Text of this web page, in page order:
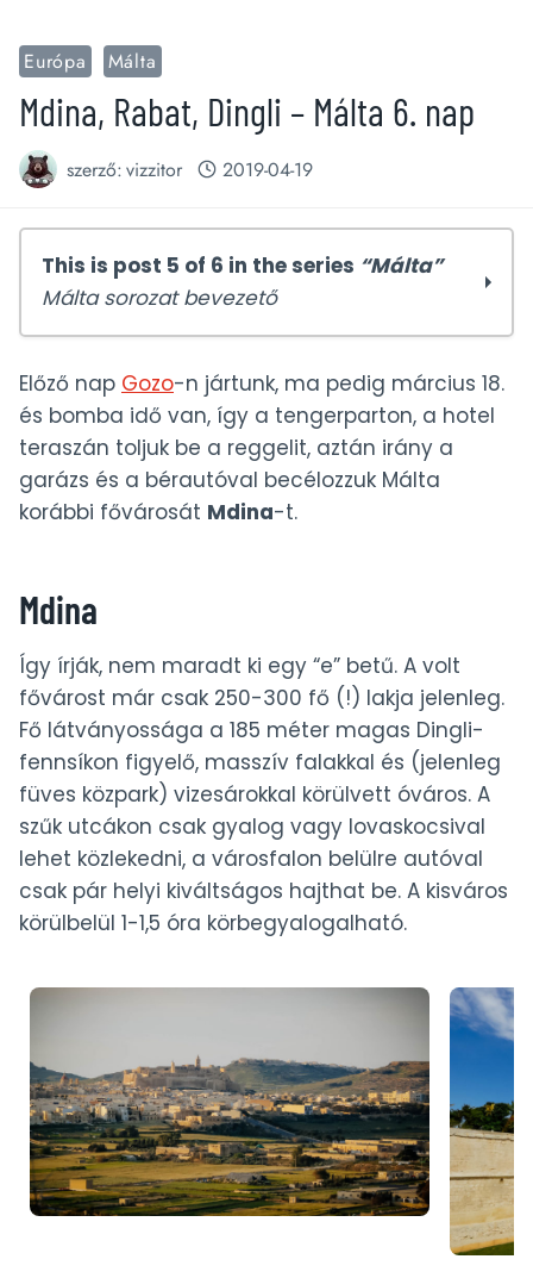
Európa Málta
Mdina, Rabat, Dingli – Málta 6. nap
szerző:vizzitor 2019-04-19
This is post 5 of 6 in the series “Málta”
Málta sorozat bevezető
Málta útibeszámoló: Valletta (1-3. nap)
Málta: három város és a Máltai Sólyom
(4. nap)
St. Julian vs. Sliema vs. Valletta – Hol
szálljunk meg Máltán?
Marsaxlokk – Málta 7. utolsó nap
Előző nap Gozo-n jártunk, ma pedig március 18.
és bomba idő van, így a tengerparton, a hotel
teraszán toljuk be a reggelit, aztán irány a
garázs és a bérautóval becélozzuk Málta
korábbi fővárosát Mdina-t.
Mdina
Így írják, nem maradt ki egy “e” betű. A volt
fővárost már csak 250-300 fő (!) lakja jelenleg.
Fő látványossága a 185 méter magas Dingli-
fennsíkon figyelő, masszív falakkal és (jelenleg
füves közpark) vizesárokkal körülvett óváros. A
szűk utcákon csak gyalog vagy lovaskocsival
lehet közlekedni, a városfalon belülre autóval
csak pár helyi kiváltságos hajthat be. A kisváros
körülbelül 1-1,5 óra körbegyalogalható.